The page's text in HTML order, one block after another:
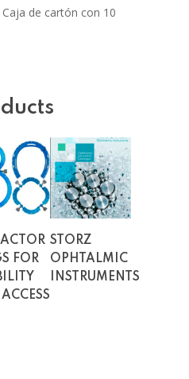
de cartón con 10
More
FOR
Read More
STORZ
OPHTALMIC
INSTRUMENTS